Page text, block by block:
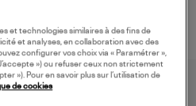
et technologies similaires à des fins de
et analyses, en collaboration avec des
configurer vos choix via « Paramétrer »,
») ou refuser ceux non strictement
»). Pour en savoir plus sur l’utilisation de
de cookies